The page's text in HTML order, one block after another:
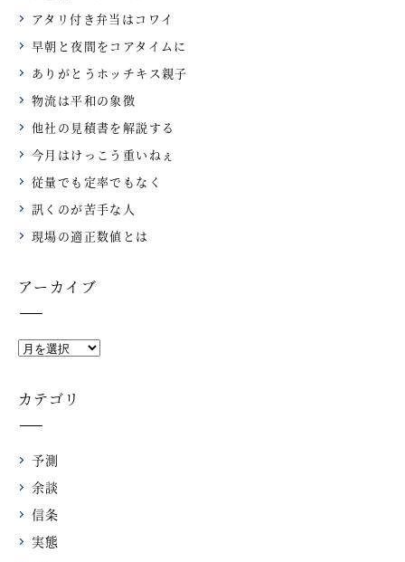
アタリ付き弁当はコワイ
早朝と夜間をコアタイムに
ありがとうホッチキス親子
物流は平和の象徴
他社の見積書を解説する
今月はけっこう重いねぇ
従量でも定率でもなく
訊くのが苦手な人
現場の適正数値とは
アーカイブ
カテゴリ
予測
余談
信条
実態